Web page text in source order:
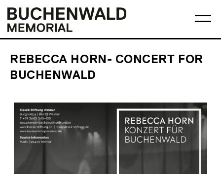
content
menu
Buchenwald
Memorial
REBECCA HORN- CONCERT FOR
BUCHENWALD